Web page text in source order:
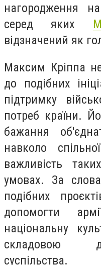
нагородження
серед яких
відзначений як
Максим Кріппа
до подібних
підтримку
потреб країни.
бажання
навколо
важливість
умовах. За
подібних
допомогти
національну
складовою
суспільства.